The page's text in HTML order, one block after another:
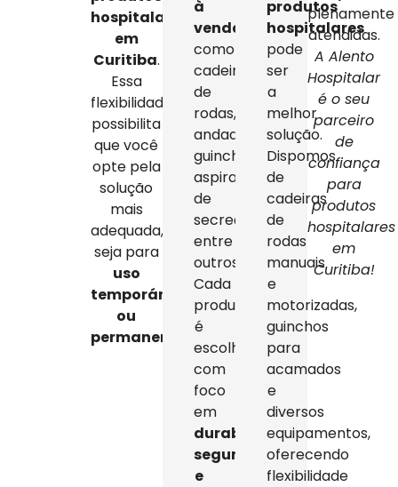
hospitalares
em
Curitiba.
Essa
flexibilidade
possibilita
que você
opte pela
solução
mais
adequada,
seja para
uso
temporário
ou
permanente
à
venda
como
cadeiras
de
rodas,
andadores,
guinchos,
aspiradores
de
secreção,
entre
outros.
Cada
produto
é
escolhido
com
foco
em
durabilidade,
segurança
e
produtos
hospitalares
pode
ser
a
melhor
solução.
Dispomos
de
cadeiras
de
rodas
manuais
e
motorizadas,
guinchos
para
acamados
e
diversos
equipamentos,
oferecendo
flexibilidade
plenamente
atendidas.
A Alento
Hospitalar
é o seu
parceiro
de
confiança
para
produtos
hospitalares
em
Curitiba!